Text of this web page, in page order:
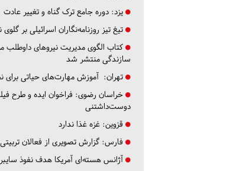
یزد: دوره جامع ترک گناه و تغییر عادت
تیغ تیز روزنامه‌نگاران اسرائیلی بر گلوی
کتاب الگوی مدیریت نیروهای داوطلب
سازندگی منتشر شد
تهران: آموزش مهارت‌های حیاتی برای
خراسان رضوی: فراخوان ایده و طرح
دوست‌داشتنی
قزوین: غزه غذا ندارد
فارس: گزارش تصویری از فعالان
آژانس هسته‌ای آمریکا هدف نفوذ